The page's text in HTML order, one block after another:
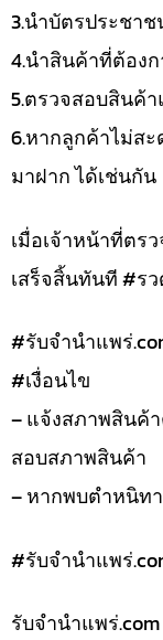
3.นำบัตรประชา
4.นำสินค้าที่ต้อง
5.ตรวจสอบสินค้
6.หากลูกค้าไม่ส
มาฝาก ได้เช่นกัน
เมื่อเจ้าหน้าที่ตร
เสร็จสิ้นทันที #รว
#รับจํานําแพร่
#เงื่อนไข
– แจ้งสภาพสินค้
สอบสภาพสินค้า
– หากพบตำหนิท
#รับจํานําแพร่
รับจํานําแพร่